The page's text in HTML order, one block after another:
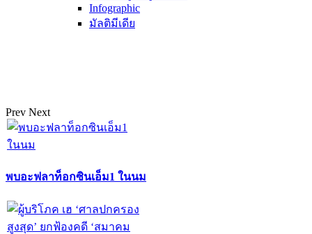
Infographic
มัลติมีเดีย
Prev Next
พบอะฟลาท็อกซินเอ็ม1 ในนม